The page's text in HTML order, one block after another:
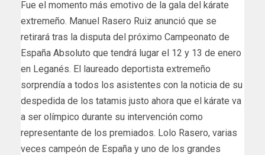
Fue el momento más emotivo de la gala del kárate
extremeño. Manuel Rasero Ruiz anunció que se
retirará tras la disputa del próximo Campeonato de
España Absoluto que tendrá lugar el 12 y 13 de enero
en Leganés. El laureado deportista extremeño
sorprendía a todos los asistentes con la noticia de su
despedida de los tatamis justo ahora que el kárate va
a ser olímpico durante su intervención como
representante de los premiados. Lolo Rasero, varias
veces campeón de España y uno de los grandes